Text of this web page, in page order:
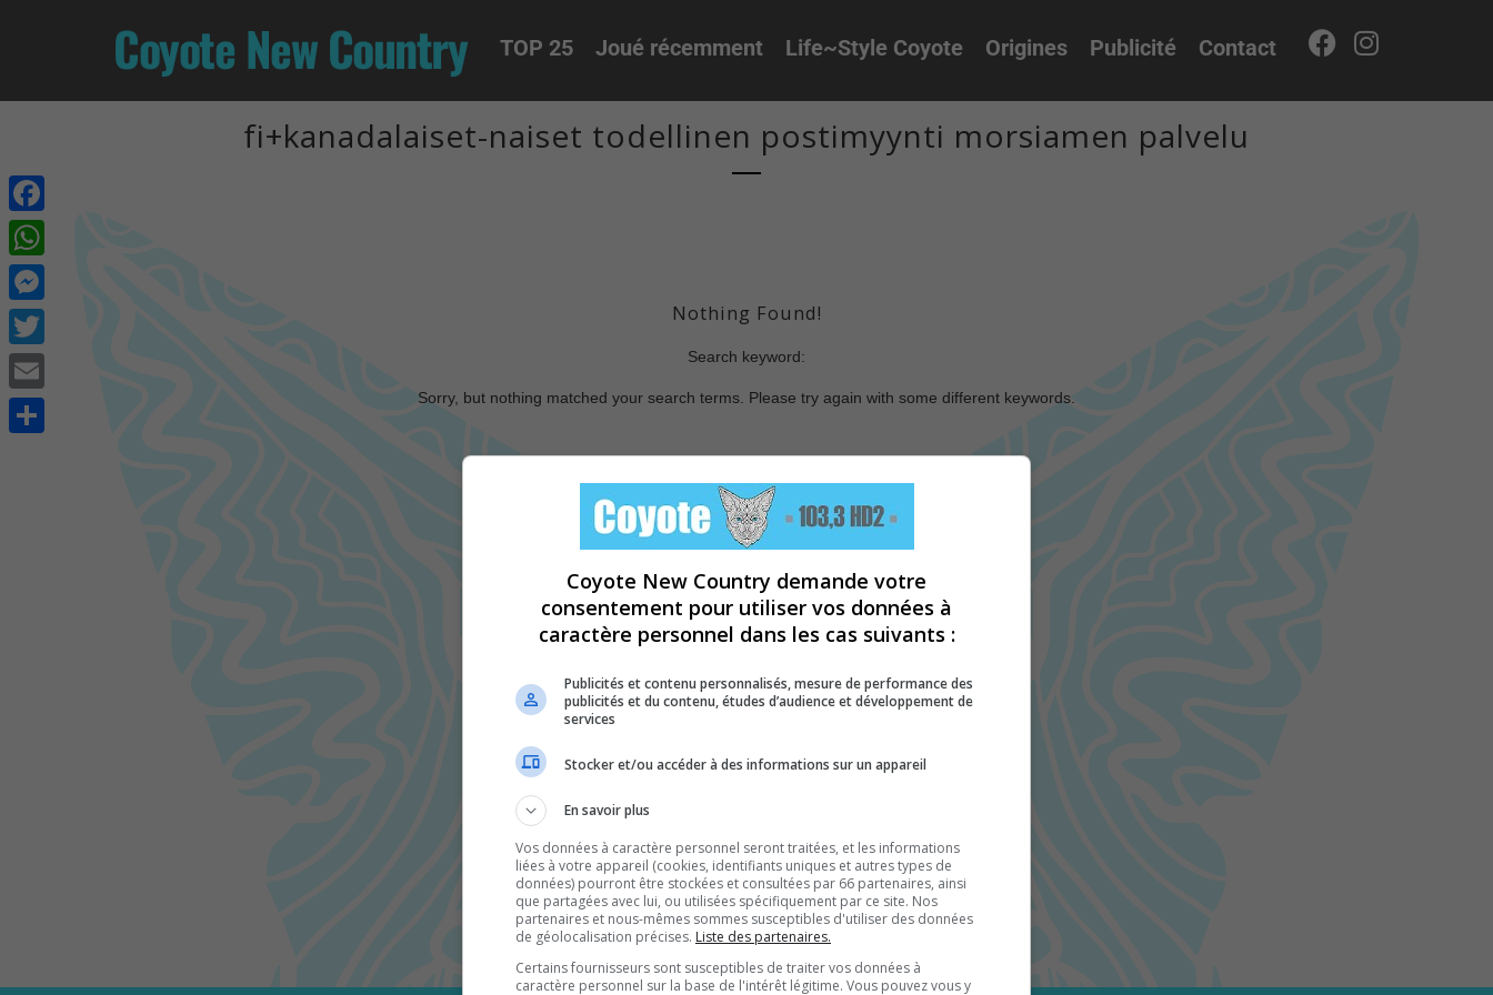
Coyote New Country TOP 25 Joué récemment Life~Style Coyote Origines Publicité Contact
fi+kanadalaiset-naiset todellinen postimyynti morsiamen palvelu
Nothing Found!
Search keyword:
Sorry, but nothing matched your search terms. Please try again with some different keywords.
Facebook
WhatsApp
Messenger
Twitter
Email
Coyote New Country demande votre
consentement pour utiliser vos données à
caractère personnel dans les cas suivants :
Publicités et contenu personnalisés, mesure de performance des
publicités et du contenu, études d’audience et développement de
services
Stocker et/ou accéder à des informations sur un appareil
En savoir plus
Vos données à caractère personnel seront traitées, et les informations
liées à votre appareil (cookies, identifiants uniques et autres types de
données) pourront être stockées et consultées par 66 partenaires, ainsi
que partagées avec lui, ou utilisées spécifiquement par ce site. Nos
partenaires et nous-mêmes sommes susceptibles d'utiliser des données
de géolocalisation précises. Liste des partenaires.
Certains fournisseurs sont susceptibles de traiter vos données à
caractère personnel sur la base de l'intérêt légitime. Vous pouvez vous y